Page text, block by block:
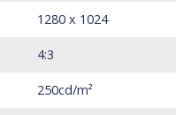
1280 x 1024
4:3
250cd/m²